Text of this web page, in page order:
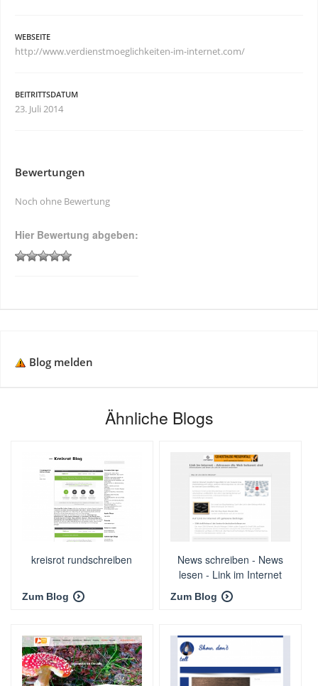
WEBSEITE
http://www.verdienstmoeglichkeiten-im-internet.com/
BEITRITTSDATUM
23. Juli 2014
Bewertungen
Noch ohne Bewertung
Hier Bewertung abgeben:
Blog melden
Ähnliche Blogs
kreisrot rundschreiben
Zum Blog
News schreiben - News
lesen - Link im Internet
verbreiten
Zum Blog